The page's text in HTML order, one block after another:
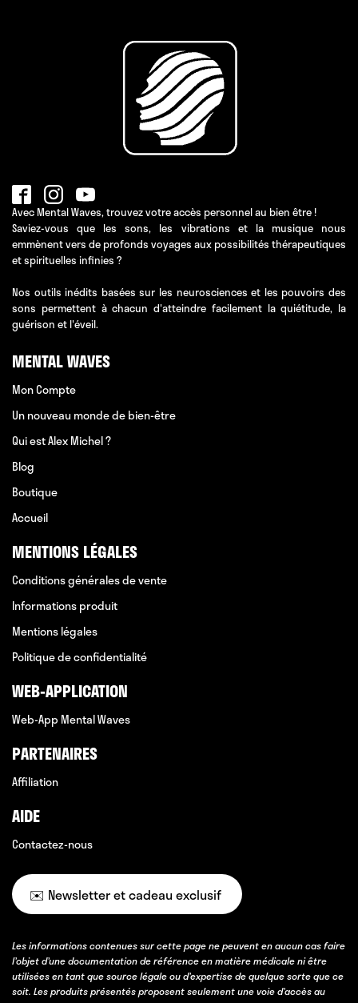
Avec Mental Waves, trouvez votre accès personnel au bien être !
Saviez-vous que les sons, les vibrations et la musique nous
emmènent vers de profonds voyages aux possibilités thérapeutiques
et spirituelles infinies ?
Nos outils inédits basées sur les neurosciences et les pouvoirs des
sons permettent à chacun d'atteindre facilement la quiétitude, la
guérison et l'éveil.
MENTAL WAVES
Mon Compte
Un nouveau monde de bien-être
Qui est Alex Michel ?
Blog
Boutique
Accueil
MENTIONS LÉGALES
Conditions générales de vente
Informations produit
Mentions légales
Politique de confidentialité
WEB-APPLICATION
Web-App Mental Waves
PARTENAIRES
Affiliation
AIDE
Contactez-nous
✉️ Newsletter et cadeau exclusif
Les informations contenues sur cette page ne peuvent en aucun cas faire
l’objet d’une documentation de référence en matière médicale ni être
utilisées en tant que source légale ou d’expertise de quelque sorte que ce
soit. Les produits présentés proposent seulement une voie d’accès au